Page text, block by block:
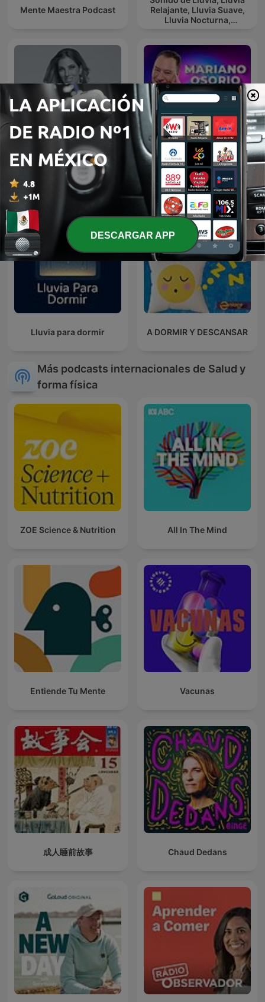
Mente Maestra Podcast
Relajante, Lluvia Suave,
Lluvia Nocturna,
Las 3 R's
Mariano Osorio Y Sus
Expertos
Lluvia para dormir A DORMIR Y DESCANSAR
Más podcasts internacionales de Salud y
forma física
ZOE Science & Nutrition All In The Mind
Entiende Tu Mente Vacunas
成人睡前故事 Chaud Dedans
DESCARGAR APP